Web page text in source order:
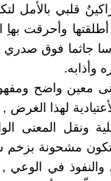
قلبي بالأمل
وأحرقت بهاِ
جاثما فوق
وأذابه.
معين واضح
لهذا الغرض ,
ونقل المعنى
تكون مشحونة
في الوعي